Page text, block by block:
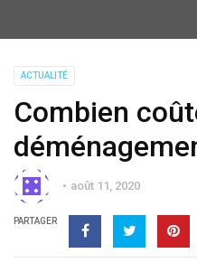
ACTUALITÉ
Combien
août 11, 2020
PARTAGER